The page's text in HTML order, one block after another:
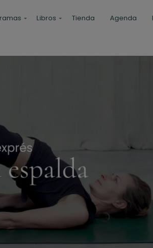
Libros Tienda Agenda